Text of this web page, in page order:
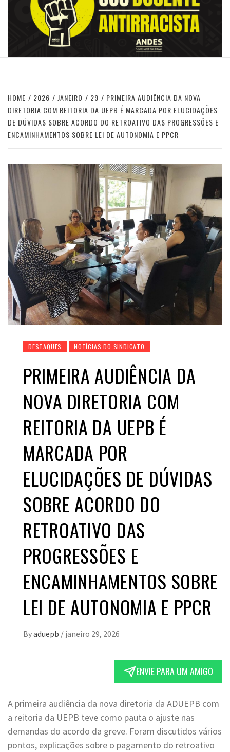
HOME 2026 JANEIRO 29
PRIMEIRA AUDIÊNCIA DA NOVA
DIRETORIA COM REITORIA DA UEPB É MARCADA POR ELUCIDAÇÕES
DE DÚVIDAS SOBRE ACORDO DO RETROATIVO DAS PROGRESSÕES E
ENCAMINHAMENTOS SOBRE LEI DE AUTONOMIA E PPCR
DESTAQUES NOTÍCIAS DO SINDICATO
PRIMEIRA AUDIÊNCIA DA
NOVA DIRETORIA COM
REITORIA DA UEPB É
MARCADA POR
ELUCIDAÇÕES DE DÚVIDAS
SOBRE ACORDO DO
RETROATIVO DAS
PROGRESSÕES E
ENCAMINHAMENTOS SOBRE
LEI DE AUTONOMIA E PPCR
Byaduepb / janeiro 29, 2026
ENVIE PARA UM AMIGO
A primeira audiência da nova diretoria da ADUEPB com
a reitoria da UEPB teve como pauta o ajuste nas
demandas do acordo da greve. Foram discutidos vários
pontos, explicações sobre o pagamento do retroativo